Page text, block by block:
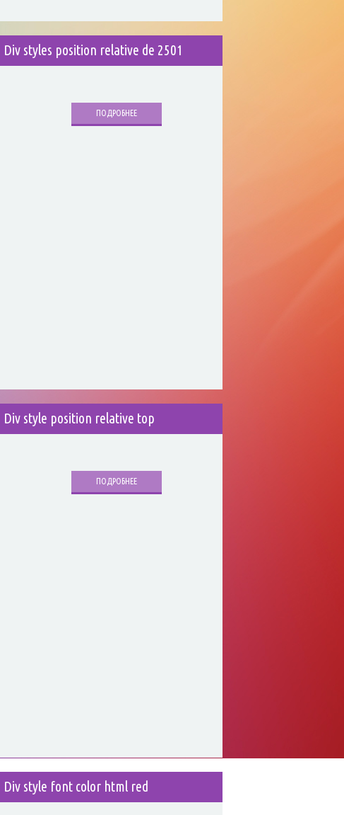
Div styles position relative de 2501
ПОДРОБНЕЕ
Div style position relative top
ПОДРОБНЕЕ
Div style font color html red